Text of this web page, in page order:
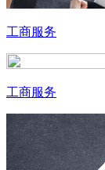
工商服务
工商服务